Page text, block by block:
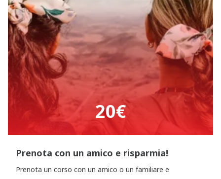
20€
Prenota con un amico e risparmia!
Prenota un corso con un amico o un familiare e